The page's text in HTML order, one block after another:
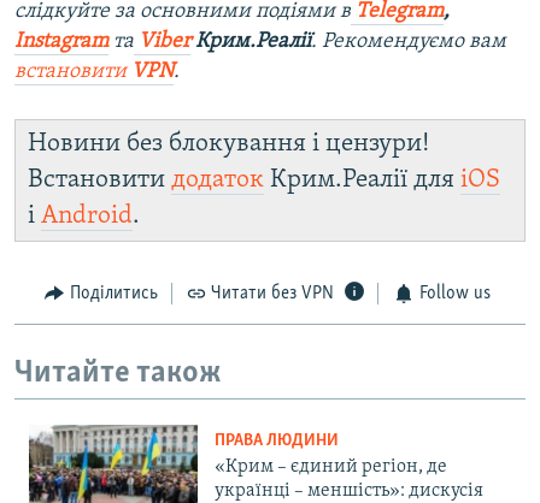
слідкуйте за основними подіями в Telegram,
Instagramта ViberКрим.Реалії. Рекомендуємо вам
встановити VPN.
Новини без блокування і цензури!
Встановити додаток Крим.Реалії для iOS
і Android.
Поділитись Читати без VPN Follow us
Читайте також
ПРАВА ЛЮДИНИ
«Крим – єдиний регіон, де
українці – меншість»: дискусія